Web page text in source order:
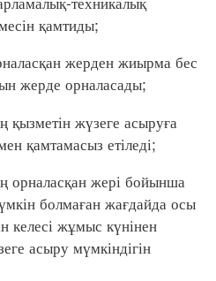
қамтиды;
жерден жиырма бес
жерде орналасады;
жүзеге асыруға
қамтамасыз етіледі;
жері бойынша
болмаған жағдайда осы
келесі жұмыс күнінен
асыру мүмкіндігін